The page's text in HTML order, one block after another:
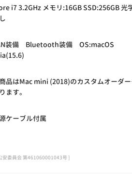
i7 3.2GHz メモリ:16GB SSD:256GB 光
装備 Bluetooth装備 OS:macOS
品はMac mini (2018)のカスタムオーダ
ます。
ケーブル付属
安委員会 第461060001043号 ]